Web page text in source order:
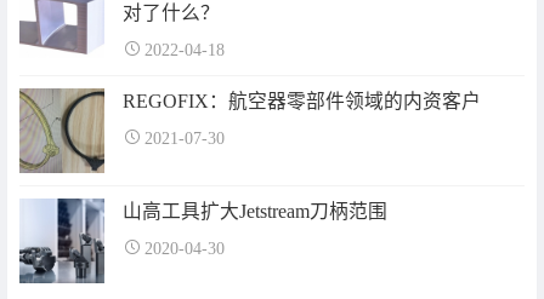
对了什么？
2022-04-18
REGOFIX：航空器零部件领域的内资客户
2021-07-30
山高工具扩大Jetstream刀柄范围
2020-04-30